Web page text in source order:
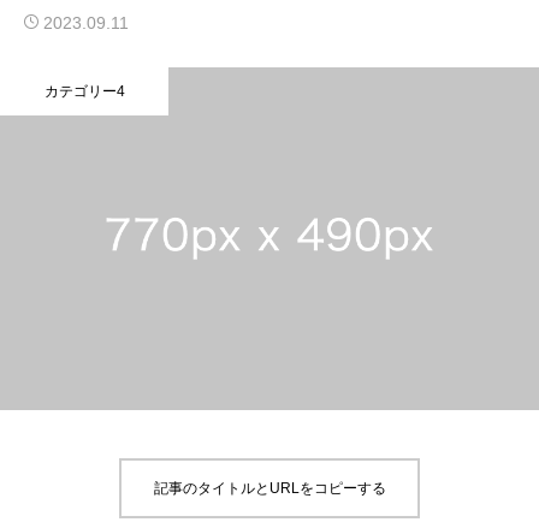
2023.09.11
カテゴリー4
記事のタイトルとURLをコピーする